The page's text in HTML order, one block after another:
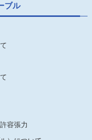
ブル
容張力